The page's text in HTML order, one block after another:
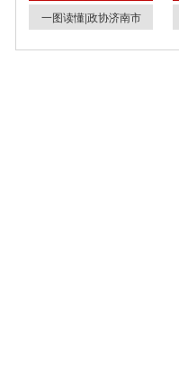
一图读懂|政协济南市